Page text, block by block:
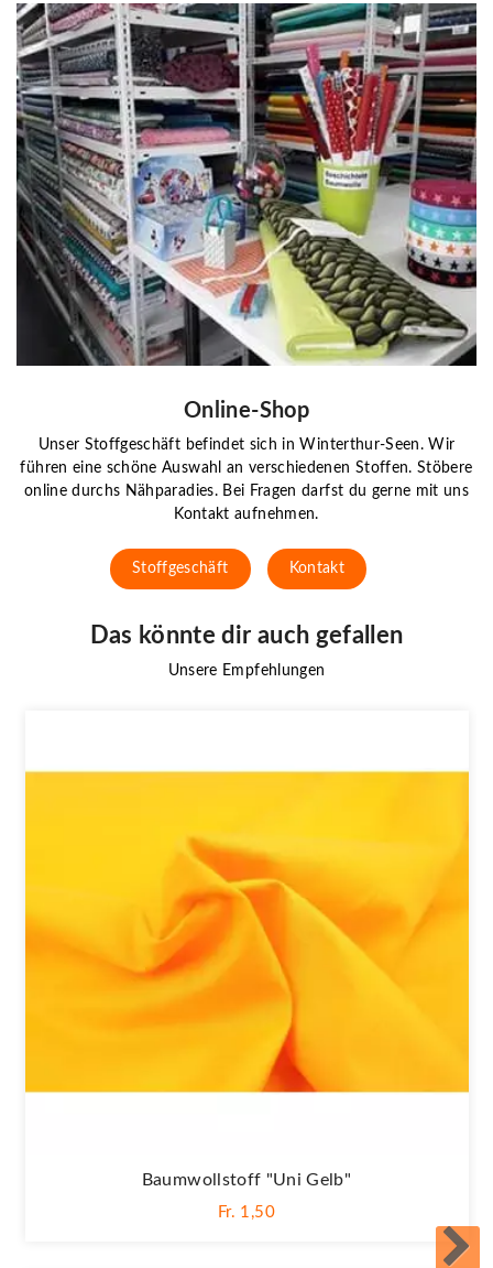
Online-Shop
Unser Stoffgeschäft befindet sich in Winterthur-Seen. Wir
führen eine schöne Auswahl an verschiedenen Stoffen. Stöbere
online durchs Nähparadies. Bei Fragen darfst du gerne mit uns
Kontakt aufnehmen.
Stoffgeschäft Kontakt
Das könnte dir auch gefallen
Unsere Empfehlungen
Baumwollstoff "Uni Gelb"
Fr. 1,50